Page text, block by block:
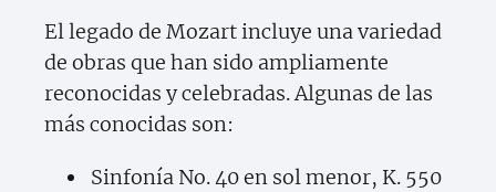
El legado de Mozart incluye una variedad
de obras que han sido ampliamente
reconocidas y celebradas. Algunas de las
más conocidas son:
Sinfonía No. 40 en sol menor, K. 550